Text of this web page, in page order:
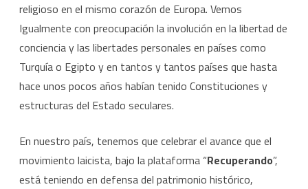
religioso en el mismo corazón de Europa. Vemos
Igualmente con preocupación la involución en la libertad de
conciencia y las libertades personales en países como
Turquía o Egipto y en tantos y tantos países que hasta
hace unos pocos años habían tenido Constituciones y
estructuras del Estado seculares.
En nuestro país, tenemos que celebrar el avance que el
movimiento laicista, bajo la plataforma “Recuperando”,
está teniendo en defensa del patrimonio histórico,